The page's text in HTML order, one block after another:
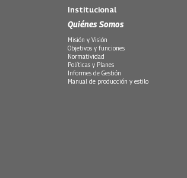
Institucional
Quiénes Somos
Misión y Visión
Objetivos y funciones
Normatividad
Políticas y Planes
Informes de Gestión
Manual de producción y estilo